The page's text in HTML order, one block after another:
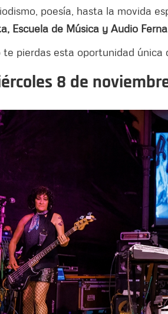
poesía, hasta la movida
Escuela de Música y Audio
te pierdas esta oportunidad
8 de